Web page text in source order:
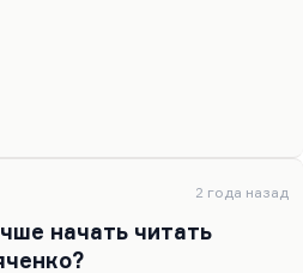
2 года назад
начать читать